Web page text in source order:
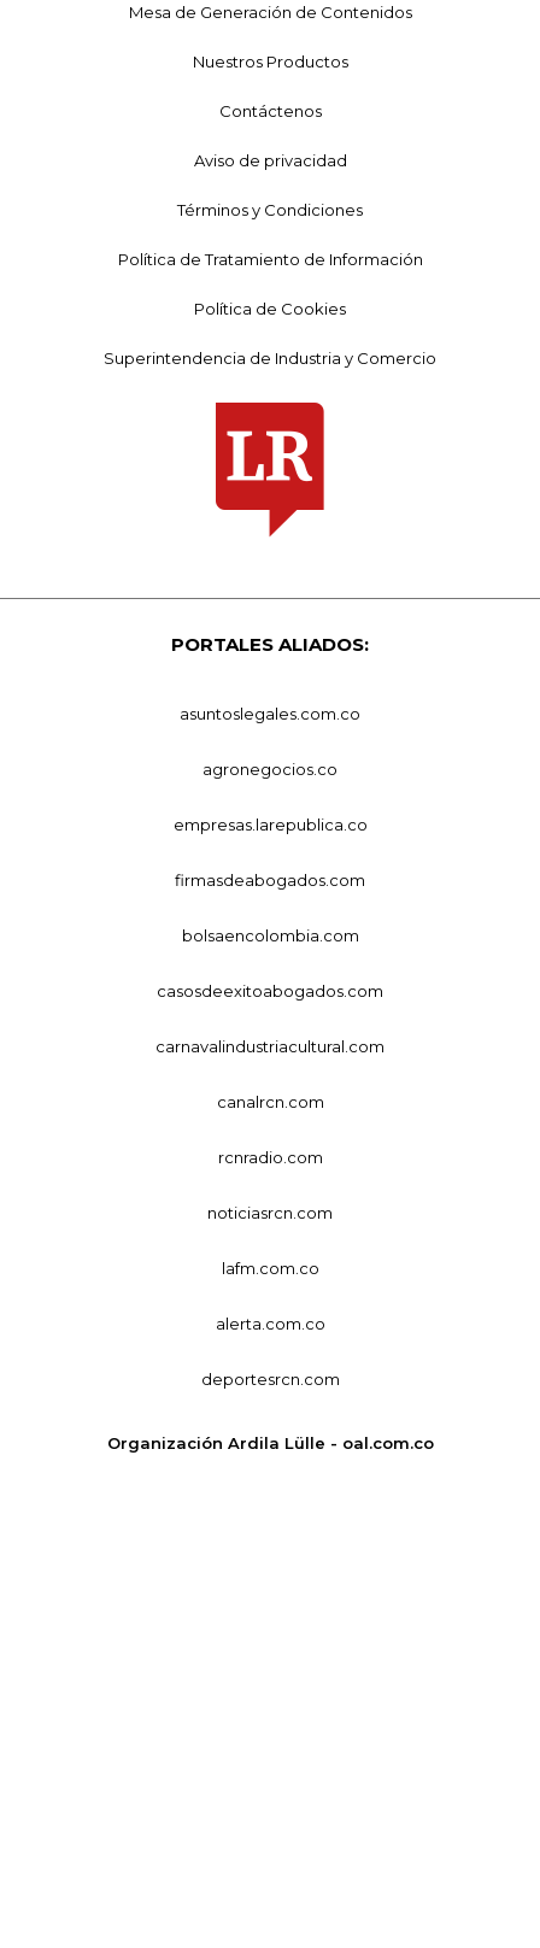
Mesa de Generación de Contenidos
Nuestros Productos
Contáctenos
Aviso de privacidad
Términos y Condiciones
Política de Tratamiento de Información
Política de Cookies
Superintendencia de Industria y Comercio
PORTALES ALIADOS:
asuntoslegales.com.co
agronegocios.co
empresas.larepublica.co
firmasdeabogados.com
bolsaencolombia.com
casosdeexitoabogados.com
carnavalindustriacultural.com
canalrcn.com
rcnradio.com
noticiasrcn.com
lafm.com.co
alerta.com.co
deportesrcn.com
Organización Ardila Lülle - oal.com.co